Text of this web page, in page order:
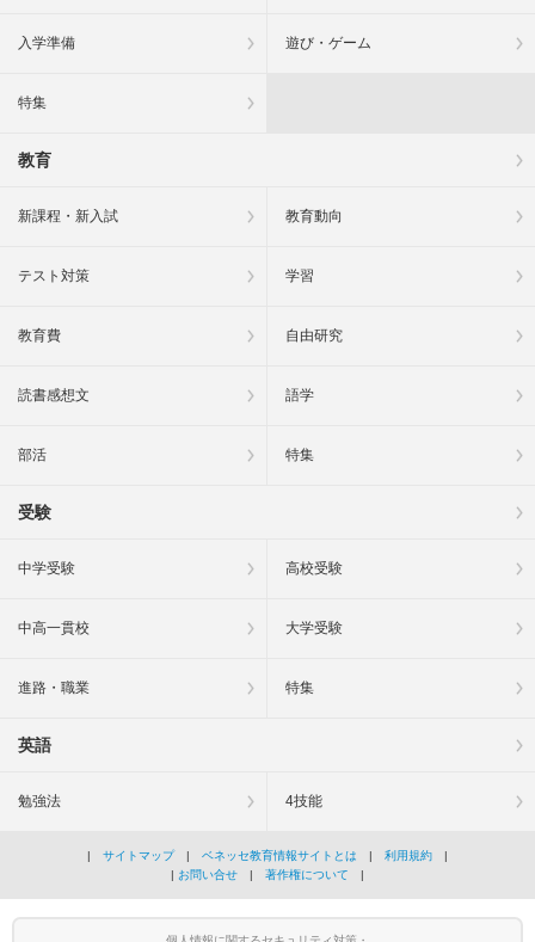
入学準備 遊び・ゲーム
特集
教育
新課程・新入試 教育動向
テスト対策 学習
教育費 自由研究
読書感想文 語学
部活 特集
受験
中学受験 高校受験
中高一貫校 大学受験
進路・職業 特集
英語
勉強法 4技能
| サイトマップ| ベネッセ教育情報サイトとは | 利用規約 |
| お問い合せ | 著作権について |